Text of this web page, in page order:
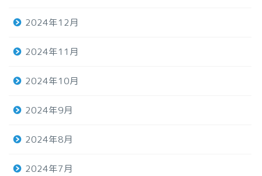
2024年12月
2024年11月
2024年10月
2024年9月
2024年8月
2024年7月